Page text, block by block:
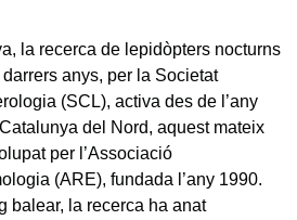
la recerca de lepidòpters nocturns
anys, per la Societat
(SCL), activa des de l’any
del Nord, aquest mateix
per l’Associació
(ARE), fundada l’any 1990.
balear, la recerca ha anat